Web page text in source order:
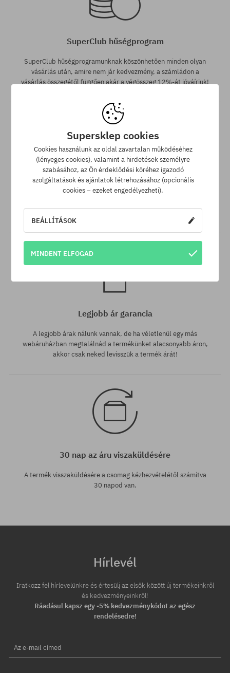
Elérhető méretek:
SuperClub hűségprogram
SuperClub hűségprogramunknak köszönhetően minden olyan
vásárlás után, amire nem jár kedvezmény, a számládon a
vásárlás összegétől függően akár a végösszeg 12%-át jóváírjuk!
Ingyenes szállítás 25 000 Ft-tól
Legjobb ár garancia
A legjobb árak nálunk vannak, de ha véletlenül egy más
webáruházban megtalálnád a termékünket alacsonyabb áron,
akkor csak neked levisszük a termék árát!
30 nap az áru viszaküldésére
A termék visszaküldésére a csomag kézhezvételétől számítva
30 napod van.
Hírlevél
Iratkozz fel hírlevelünkre és értesülj az elsők között új termékeinkről
és kedvezményeinkről!
Ráadásul kapsz egy -5% kedvezménykódot az egész
rendelésedre!
Az e-mail címed
Supersklep cookies
Cookies használunk az oldal zavartalan működéséhez
(lényeges cookies), valamint a hirdetések személyre
szabásához, az Ön érdeklődési köréhez igazodó
szolgáltatások és ajánlatok létrehozásához (opcionális
cookies – ezeket engedélyezheti).
BEÁLLÍTÁSOK
MINDENT ELFOGAD